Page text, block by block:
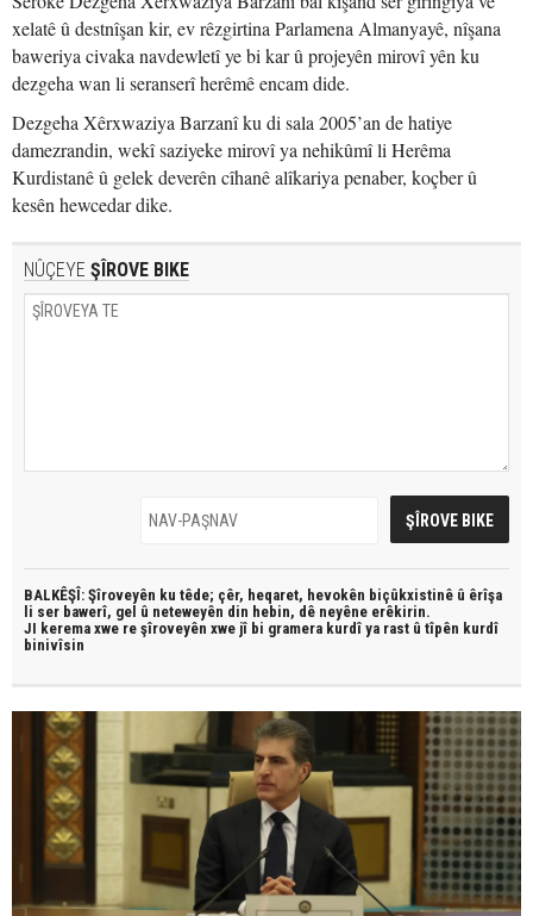
xelatê û destnîşan kir, ev rêzgirtina Parlamena Almanyayê, nîşana
baweriya civaka navdewletî ye bi kar û projeyên mirovî yên ku
dezgeha wan li seranserî herêmê encam dide.
Dezgeha Xêrxwaziya Barzanî ku di sala 2005’an de hatiye
damezrandin, wekî saziyeke mirovî ya nehikûmî li Herêma
Kurdistanê û gelek deverên cîhanê alîkariya penaber, koçber û
kesên hewcedar dike.
NÛÇEYE ŞÎROVE BIKE
BALKÊŞÎ: Şîroveyên ku têde; çêr, heqaret, hevokên biçûkxistinê û êrîşa
li ser bawerî, gel û neteweyên din hebin, dê neyêne erêkirin.
JI kerema xwe re şîroveyên xwe jî bi gramera kurdî ya rast û tîpên kurdî
binivîsin